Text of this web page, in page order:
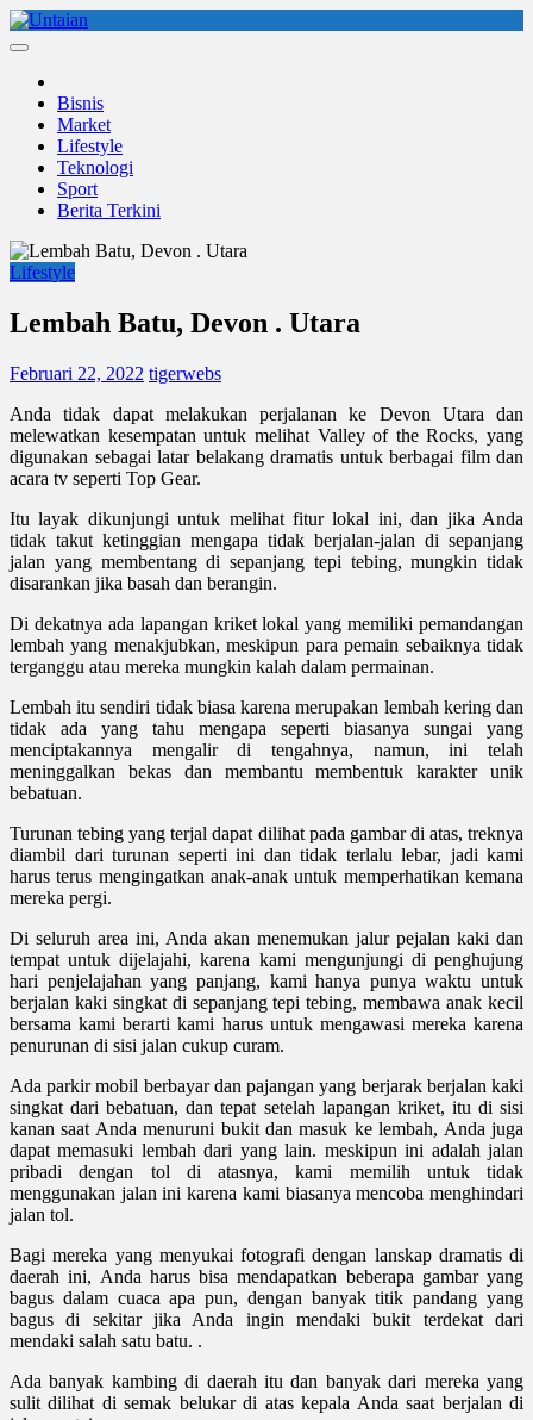
Skip
to
Bisnis
Market
Lifestyle
Teknologi
Sport
Berita Terkini
Lifestyle
Lembah Batu, Devon . Utara
Februari 22, 2022 tigerwebs
Anda tidak dapat melakukan perjalanan ke Devon Utara dan
melewatkan kesempatan untuk melihat Valley of the Rocks, yang
digunakan sebagai latar belakang dramatis untuk berbagai film dan
acara tv seperti Top Gear.
Itu layak dikunjungi untuk melihat fitur lokal ini, dan jika Anda
tidak takut ketinggian mengapa tidak berjalan-jalan di sepanjang
jalan yang membentang di sepanjang tepi tebing, mungkin tidak
disarankan jika basah dan berangin.
Di dekatnya ada lapangan kriket lokal yang memiliki pemandangan
lembah yang menakjubkan, meskipun para pemain sebaiknya tidak
terganggu atau mereka mungkin kalah dalam permainan.
Lembah itu sendiri tidak biasa karena merupakan lembah kering dan
tidak ada yang tahu mengapa seperti biasanya sungai yang
menciptakannya mengalir di tengahnya, namun, ini telah
meninggalkan bekas dan membantu membentuk karakter unik
bebatuan.
Turunan tebing yang terjal dapat dilihat pada gambar di atas, treknya
diambil dari turunan seperti ini dan tidak terlalu lebar, jadi kami
harus terus mengingatkan anak-anak untuk memperhatikan kemana
mereka pergi.
Di seluruh area ini, Anda akan menemukan jalur pejalan kaki dan
tempat untuk dijelajahi, karena kami mengunjungi di penghujung
hari penjelajahan yang panjang, kami hanya punya waktu untuk
berjalan kaki singkat di sepanjang tepi tebing, membawa anak kecil
bersama kami berarti kami harus untuk mengawasi mereka karena
penurunan di sisi jalan cukup curam.
Ada parkir mobil berbayar dan pajangan yang berjarak berjalan kaki
singkat dari bebatuan, dan tepat setelah lapangan kriket, itu di sisi
kanan saat Anda menuruni bukit dan masuk ke lembah, Anda juga
dapat memasuki lembah dari yang lain. meskipun ini adalah jalan
pribadi dengan tol di atasnya, kami memilih untuk tidak
menggunakan jalan ini karena kami biasanya mencoba menghindari
jalan tol.
Bagi mereka yang menyukai fotografi dengan lanskap dramatis di
daerah ini, Anda harus bisa mendapatkan beberapa gambar yang
bagus dalam cuaca apa pun, dengan banyak titik pandang yang
bagus di sekitar jika Anda ingin mendaki bukit terdekat dari
mendaki salah satu batu. .
Ada banyak kambing di daerah itu dan banyak dari mereka yang
sulit dilihat di semak belukar di atas kepala Anda saat berjalan di